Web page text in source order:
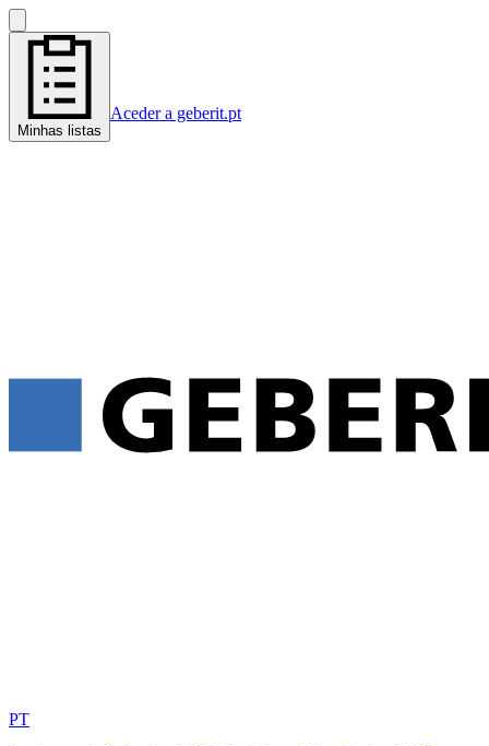
Minhas listas
Aceder a geberit.pt
PT